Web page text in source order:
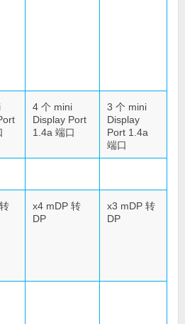
4 个 mini
Display Port
1.4a 端口
3 个 mini
Display
Port 1.4a
端口
x4 mDP 转
DP
x3 mDP 转
DP